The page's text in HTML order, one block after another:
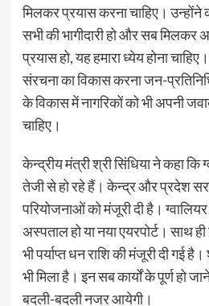
मिलकर प्रयास करना चाहिए। उन्होंने
सभी की भागीदारी हो और सब मिलकर
प्रयास हो, यह हमारा ध्येय होना
संरचना का विकास करना जन-
के विकास में नागरिकों को भी अपनी
चाहिए।
केन्द्रीय मंत्री श्री सिंधिया ने कहा कि
तेजी से हो रहे हैं। केन्द्र और प्रदेश
परियोजनाओं को मंजूरी दी है।
अस्पताल हो या नया एयरपोर्ट। साथ
भी पर्याप्त धन राशि की मंजूरी दी गई
भी मिला है। इन सब कार्यों के पूर्ण हो
बदली-बदली नजर आयेगी।